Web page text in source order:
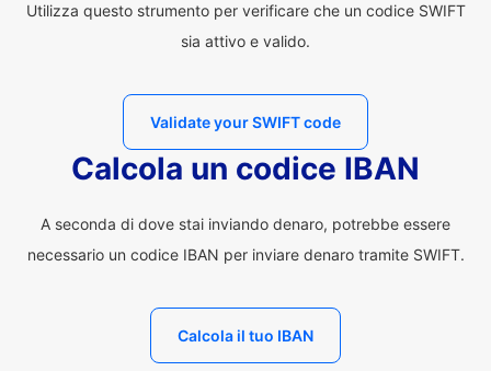
Utilizza questo strumento per verificare che un codice SWIFT
sia attivo e valido.
Validate your SWIFT code
Calcola un codice IBAN
A seconda di dove stai inviando denaro, potrebbe essere
necessario un codice IBAN per inviare denaro tramite SWIFT.
Calcola il tuo IBAN